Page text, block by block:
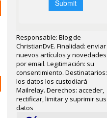
Responsable: Blog de
ChristianDvE. Finalidad: enviar
nuevos artículos y novedades
por email. Legitimación: su
consentimiento. Destinatarios:
los datos los custodiará
Mailrelay. Derechos: acceder,
rectificar, limitar y suprimir sus
datos